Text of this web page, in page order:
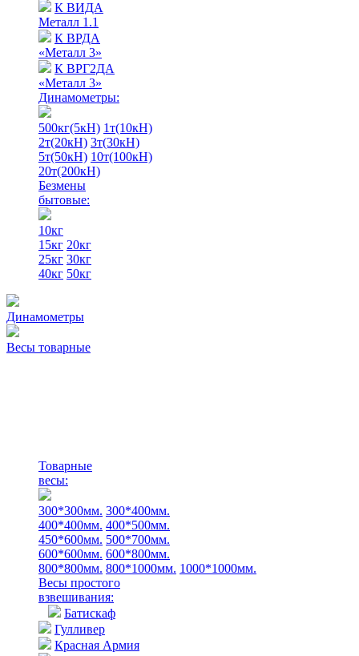
К ВИДА
Металл 1.1
К ВРДА
«Металл 3»
К ВРГ2ДА
«Металл 3»
Динамометры:
500кг(5кН) 1т(10кН)
2т(20кН) 3т(30кН)
5т(50кН) 10т(100кН)
20т(200кН)
Безмены
бытовые:
10кг
15кг 20кг
25кг 30кг
40кг 50кг
Динамометры
Весы товарные
Товарные
весы:
300*300мм. 300*400мм.
400*400мм. 400*500мм.
450*600мм. 500*700мм.
600*600мм. 600*800мм.
800*800мм. 800*1000мм. 1000*1000мм.
Весы простого
взвешивания:
Батискаф
Гулливер
Красная Армия